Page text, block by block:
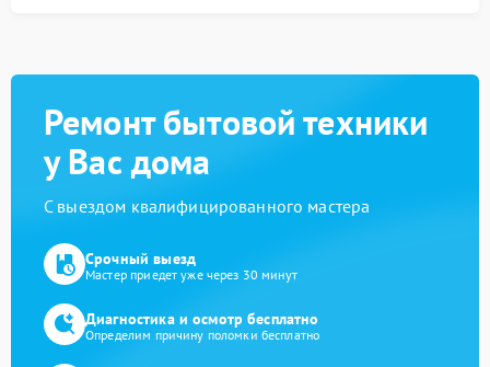
Ремонт бытовой техники
у Вас дома
С выездом квалифицированного мастера
Срочный выезд
Мастер приедет уже через 30 минут
Диагностика и осмотр бесплатно
Определим причину поломки бесплатно